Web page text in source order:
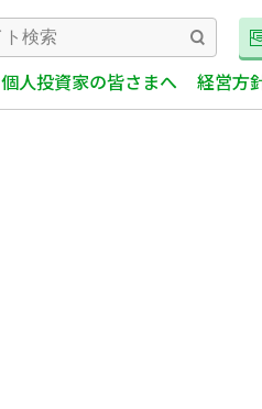
個人投資家の皆さまへ 経営方